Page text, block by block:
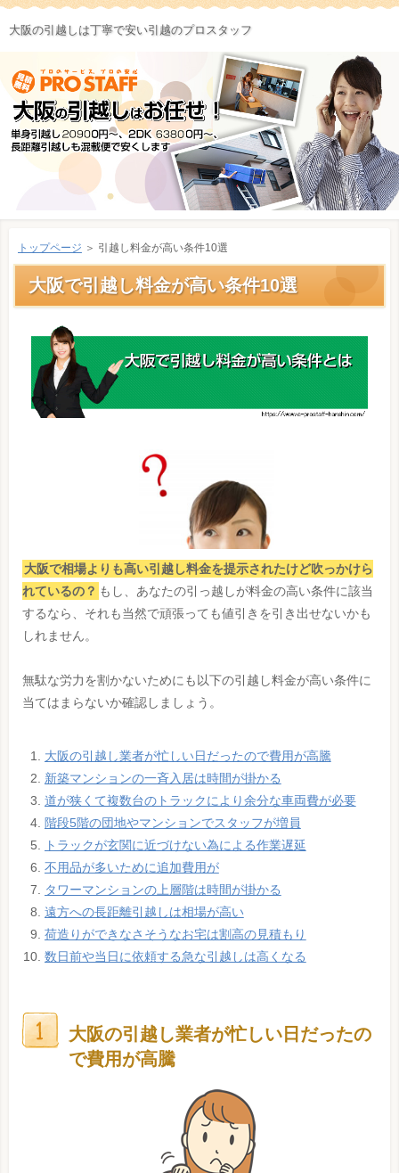
大阪の引越しは丁寧で安い引越のプロスタッフ
トップページ ＞ 引越し料金が高い条件10選
大阪で引越し料金が高い条件10選
大阪で相場よりも高い引越し料金を提示されたけど吹っかけら
れているの？ もし、あなたの引っ越しが料金の高い条件に該当
するなら、それも当然で頑張っても値引きを引き出せないかも
しれません。
無駄な労力を割かないためにも以下の引越し料金が高い条件に
当てはまらないか確認しましょう。
大阪の引越し業者が忙しい日だったので費用が高騰
新築マンションの一斉入居は時間が掛かる
道が狭くて複数台のトラックにより余分な車両費が必要
階段5階の団地やマンションでスタッフが増員
トラックが玄関に近づけない為による作業遅延
不用品が多いために追加費用が
タワーマンションの上層階は時間が掛かる
遠方への長距離引越しは相場が高い
荷造りができなさそうなお宅は割高の見積もり
数日前や当日に依頼する急な引越しは高くなる
大阪の引越し業者が忙しい日だったの
で費用が高騰